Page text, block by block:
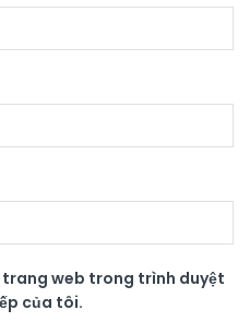
web trong trình duyệt
của tôi.